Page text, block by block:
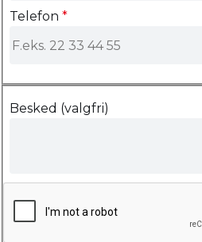
Telefon *
Besked (valgfri)